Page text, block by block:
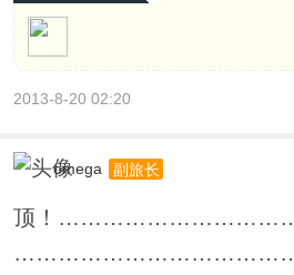
2013-8-20 02:20
omega 副旅长
顶！